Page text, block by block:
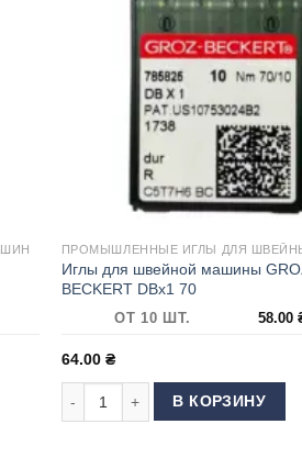
GROZ BECKERT DBx1 60
ПРОМЫШЛЕННЫЕ ИГЛЫ ДЛЯ
Иглы для швейной машины
BECKERT DBx1 70
ОТ 10 ШТ. 58.00
64.00 ₴
Количество товара Иглы для
В КОРЗИНУ